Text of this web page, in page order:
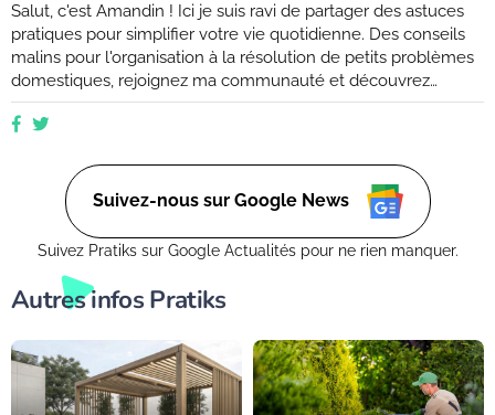
Salut, c'est Amandin ! Ici je suis ravi de partager des astuces
pratiques pour simplifier votre vie quotidienne. Des conseils
malins pour l'organisation à la résolution de petits problèmes
domestiques, rejoignez ma communauté et découvrez
comment rendre votre quotidien plus facile et plus efficace.
Que vous soyez novice ou expert, ensemble, nous
tous les jours. (Retrouvez moi aussi sur Ctendance.fr)
Suivez-nous sur Google News
Suivez Pratiks sur Google Actualités pour ne rien manquer.
Autres infos Pratiks